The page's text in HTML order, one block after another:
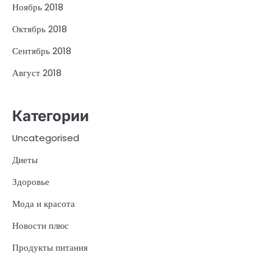
Ноябрь 2018
Октябрь 2018
Сентябрь 2018
Август 2018
Категории
Uncategorised
Диеты
Здоровье
Мода и красота
Новости плюс
Продукты питания